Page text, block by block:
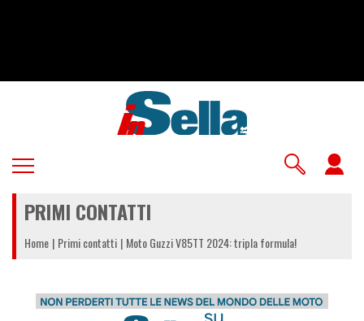
PRIMI CONTATTI
Home Primi contatti Moto Guzzi V85TT 2024: tripla formula!